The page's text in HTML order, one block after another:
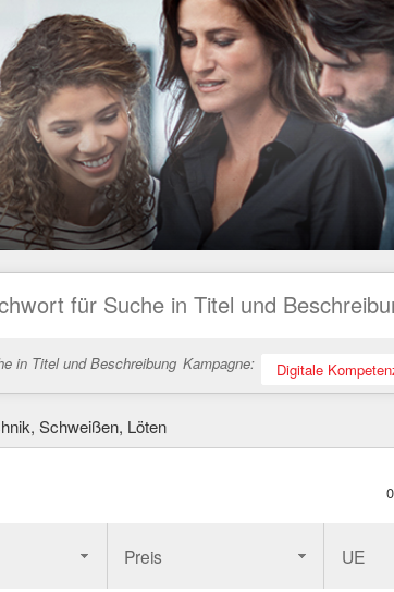
in Titel und Beschreibung Kampagne: Digitale
Schweißen, Löten
Preis UE